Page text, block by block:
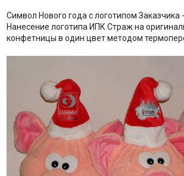
Символ Нового года с логотипом Заказчика
Нанесение логотипа ИПК Страж на
конфетницы в один цвет методом